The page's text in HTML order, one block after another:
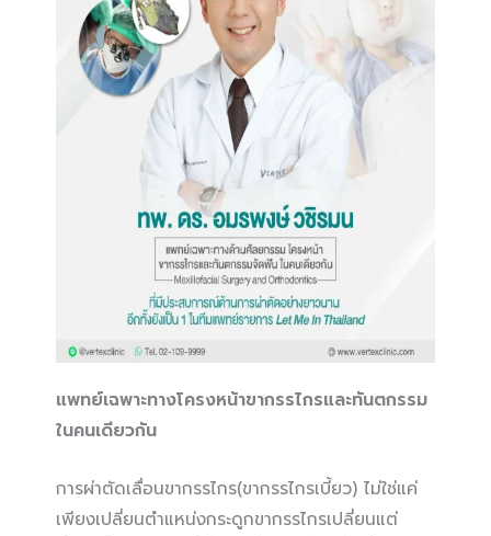
แพทย์เฉพาะทางโครงหน้าขากรรไกรและทันตกรรม
ในคนเดียวกัน
การผ่าตัดเลื่อนขากรรไกร(ขากรรไกรเบี้ยว) ไม่ใช่แค่
เพียงเปลี่ยนตำแหน่งกระดูกขากรรไกรเปลี่ยนแต่